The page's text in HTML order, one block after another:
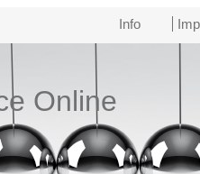
Info
Online